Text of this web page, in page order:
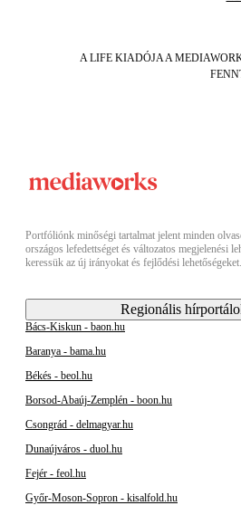
A LIFE KIADÓJA A
Portfóliónk minőségi tartalmat jelent minden
országos lefedettséget és változatos megjelenési
keressük az új irányokat és fejlődési
Regionális
Bács-Kiskun - baon.hu
Baranya - bama.hu
Békés - beol.hu
Borsod-Abaúj-Zemplén - boon.hu
Csongrád - delmagyar.hu
Dunaújváros - duol.hu
Fejér - feol.hu
Győr-Moson-Sopron - kisalfold.hu